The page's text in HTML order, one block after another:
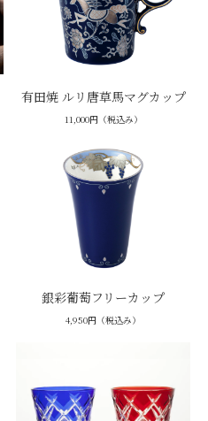
有田焼 ルリ唐草馬マグカップ
11,000円（税込み）
銀彩葡萄フリーカップ
4,950円（税込み）